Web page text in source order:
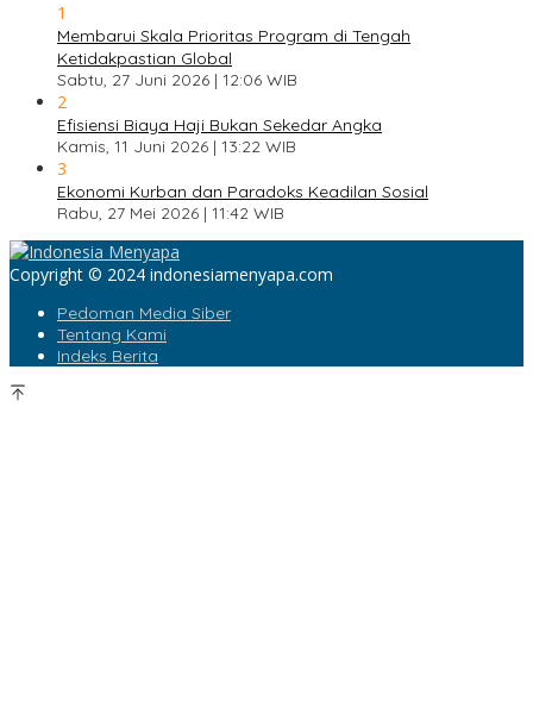
1
Membarui Skala Prioritas Program di Tengah
Ketidakpastian Global
Sabtu, 27 Juni 2026 | 12:06 WIB
2
Efisiensi Biaya Haji Bukan Sekedar Angka
Kamis, 11 Juni 2026 | 13:22 WIB
3
Ekonomi Kurban dan Paradoks Keadilan Sosial
Rabu, 27 Mei 2026 | 11:42 WIB
Copyright © 2024 indonesiamenyapa.com
Pedoman Media Siber
Tentang Kami
Indeks Berita